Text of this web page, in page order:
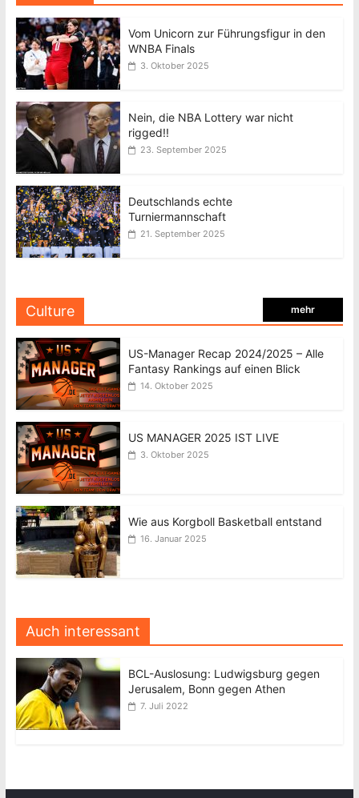
Vom Unicorn zur Führungsfigur in den
WNBA Finals
3. Oktober 2025
Nein, die NBA Lottery war nicht
rigged!!
23. September 2025
Deutschlands echte
Turniermannschaft
21. September 2025
Culture mehr
US-Manager Recap 2024/2025 – Alle
Fantasy Rankings auf einen Blick
14. Oktober 2025
US MANAGER 2025 IST LIVE
3. Oktober 2025
Wie aus Korgboll Basketball entstand
16. Januar 2025
Auch interessant
BCL-Auslosung: Ludwigsburg gegen
Jerusalem, Bonn gegen Athen
7. Juli 2022